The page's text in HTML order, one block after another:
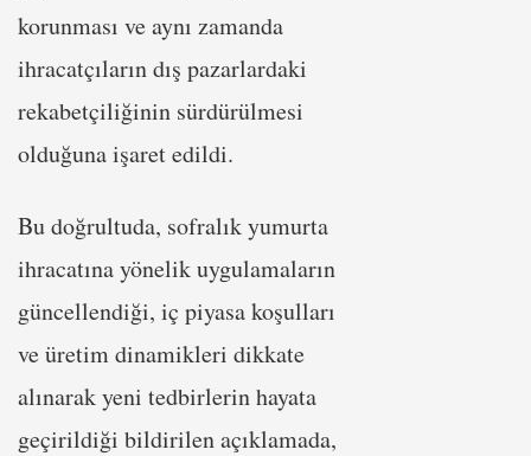
korunması ve aynı zamanda
ihracatçıların dış pazarlardaki
rekabetçiliğinin sürdürülmesi
olduğuna işaret edildi.
Bu doğrultuda, sofralık yumurta
ihracatına yönelik uygulamaların
güncellendiği, iç piyasa koşulları
ve üretim dinamikleri dikkate
alınarak yeni tedbirlerin hayata
geçirildiği bildirilen açıklamada,